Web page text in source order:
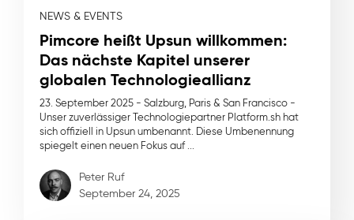
NEWS & EVENTS
Pimcore heißt Upsun willkommen:
Das nächste Kapitel unserer
globalen Technologieallianz
23. September 2025 - Salzburg, Paris & San Francisco -
Unser zuverlässiger Technologiepartner Platform.sh hat
sich offiziell in Upsun umbenannt. Diese Umbenennung
spiegelt einen neuen Fokus auf ...
Peter Ruf
September 24, 2025